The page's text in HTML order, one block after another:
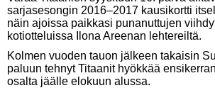
sarjasesongin 2016–2017 kausikortti
näin ajoissa paikkasi punanuttujen
kotiotteluissa Ilona Areenan lehtereiltä.
Kolmen vuoden tauon jälkeen takaisin
paluun tehnyt Titaanit hyökkää
osalta jäälle elokuun alussa.